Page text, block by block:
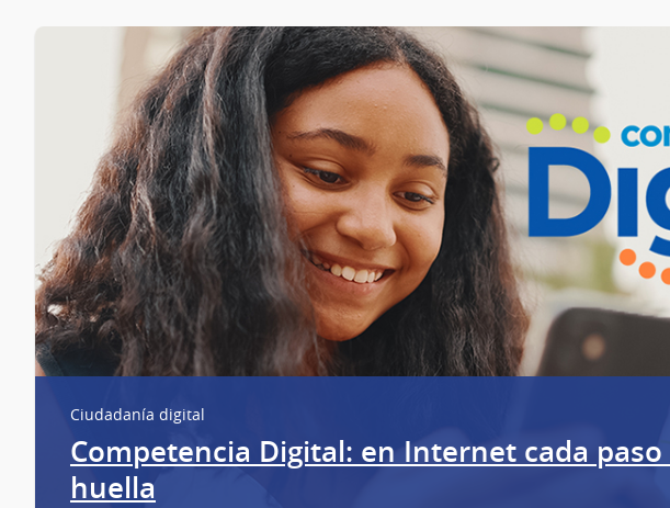
Ciudadanía digital
Competencia Digital: en Internet cada paso
huella